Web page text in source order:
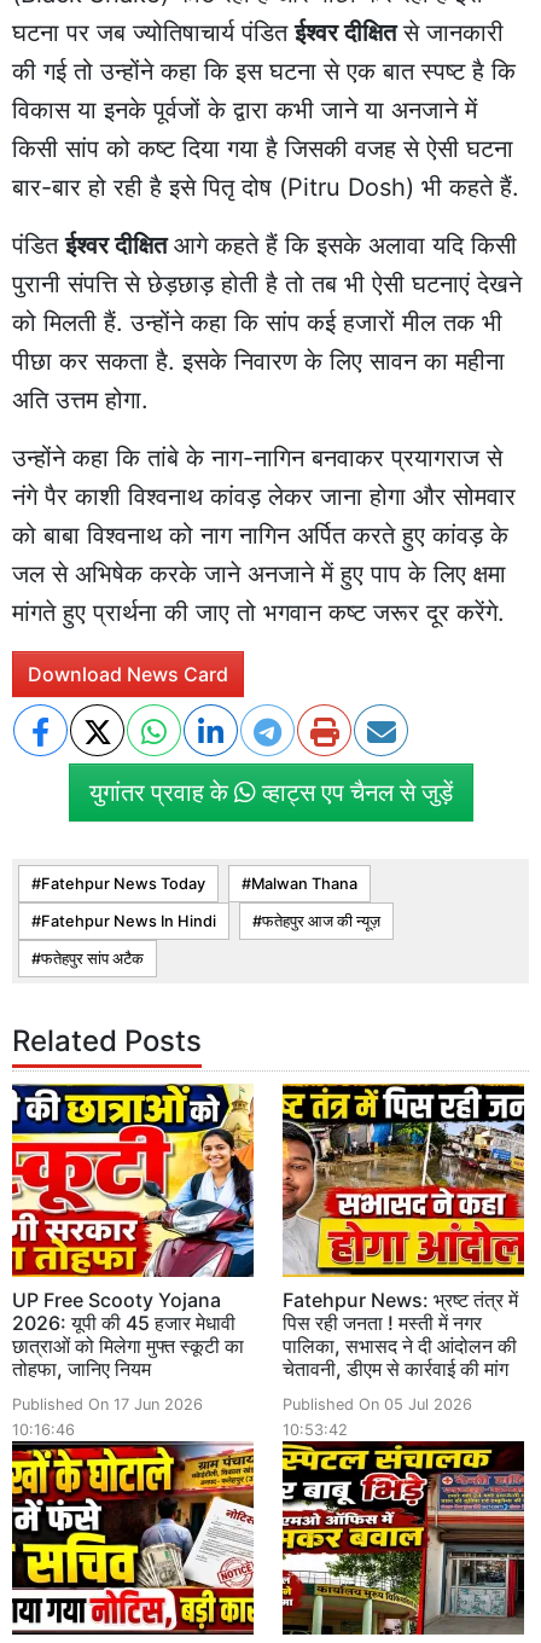
घटना पर जब ज्योतिषाचार्य पंडितईश्वर दीक्षितसे जानकारी
की गई तो उन्होंने कहा कि इस घटना से एक बात स्पष्ट है कि
विकास या इनके पूर्वजों के द्वारा कभी जाने या अनजाने में
किसी सांप को कष्ट दिया गया है जिसकी वजह से ऐसी घटना
बार-बार हो रही है इसे पितृ दोष (Pitru Dosh) भी कहते हैं.
पंडितईश्वर दीक्षितआगे कहते हैं कि इसके अलावा यदि किसी
पुरानी संपत्ति से छेड़छाड़ होती है तो तब भी ऐसी घटनाएं देखने
को मिलती हैं. उन्होंने कहा कि सांप कई हजारों मील तक भी
पीछा कर सकता है. इसके निवारण के लिए सावन का महीना
अति उत्तम होगा.
उन्होंने कहा कि तांबे के नाग-नागिन बनवाकर प्रयागराज से
नंगे पैर काशी विश्वनाथ कांवड़ लेकर जाना होगा और सोमवार
को बाबा विश्वनाथ को नाग नागिन अर्पित करते हुए कांवड़ के
जल से अभिषेक करके जाने अनजाने में हुए पाप के लिए क्षमा
मांगते हुए प्रार्थना की जाए तो भगवान कष्ट जरूर दूर करेंगे.
Download News Card
युगांतर प्रवाह के व्हाट्स एप चैनल से जुड़ें
Fatehpur News Today Malwan Thana
Fatehpur News In Hindi फतेहपुर आज की न्यूज़
फतेहपुर सांप अटैक
Related Posts
UP Free Scooty Yojana
2026: यूपी की 45 हजार मेधावी
छात्राओं को मिलेगा मुफ्त स्कूटी का
तोहफा, जानिए नियम
Published On 17 Jun 2026
10:16:46
Fatehpur News: भ्रष्ट तंत्र में
पिस रही जनता ! मस्ती में नगर
पालिका, सभासद ने दी आंदोलन की
चेतावनी, डीएम से कार्रवाई की मांग
Published On 05 Jul 2026
10:53:42